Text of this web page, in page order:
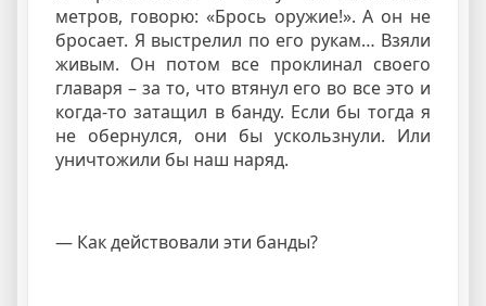
метров, говорю: «Брось оружие!». А он не
бросает. Я выстрелил по его рукам… Взяли
живым. Он потом все проклинал своего
главаря – за то, что втянул его во все это и
когда-то затащил в банду. Если бы тогда я
не обернулся, они бы ускользнули. Или
уничтожили бы наш наряд.
— Как действовали эти банды?